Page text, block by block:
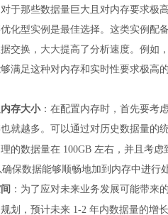
对于那些数据量巨大且对内存要求极
化型实例是最佳选择。这类实例配
交换，大大提高了分析速度。例如
满足这种对内存和实时性要求极高
存大小：在配置内存时，首先要考
就越多。可以通过对历史数据量的
的数据量在 100GB 左右，并且考
确保数据能够顺畅地加到内存中进行
：为了应对未来业务发展可能带来
划，预计未来 1-2 年内数据量的增